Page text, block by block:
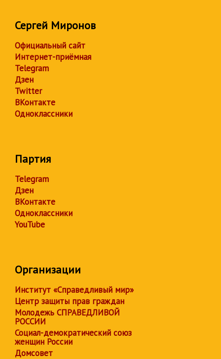
Сергей Миронов
Официальный сайт
Интернет-приёмная
Telegram
Дзен
Twitter
ВКонтакте
Одноклассники
Партия
Telegram
Дзен
ВКонтакте
Одноклассники
YouTube
Организации
Институт «Справедливый мир»
Центр защиты прав граждан
Молодежь СПРАВЕДЛИВОЙ
РОССИИ
Социал-демократический союз
женщин России
Домсовет